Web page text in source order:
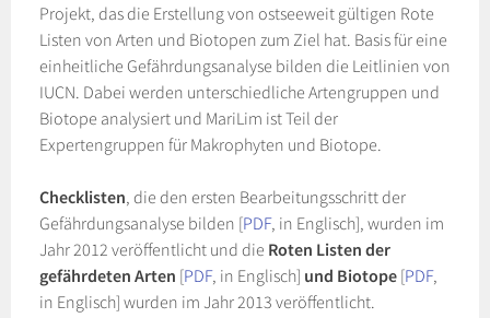
Projekt, das die Erstellung von ostseeweit gültigen Rote
Listen von Arten und Biotopen zum Ziel hat. Basis für eine
einheitliche Gefährdungsanalyse bilden die Leitlinien von
IUCN. Dabei werden unterschiedliche Artengruppen und
Biotope analysiert und MariLim ist Teil der
Expertengruppen für Makrophyten und Biotope.
Checklisten, die den ersten Bearbeitungsschritt der
Gefährdungsanalyse bilden [PDF, in Englisch], wurden im
Jahr 2012 veröffentlicht und die Roten Listen der
gefährdeten Arten [PDF, in Englisch] und Biotope[PDF,
in Englisch] wurden im Jahr 2013 veröffentlicht.